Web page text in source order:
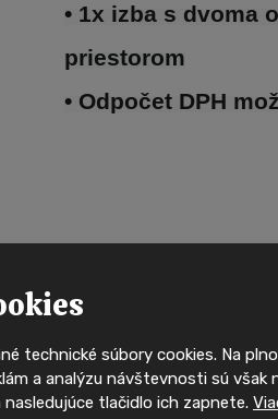
• 1x izba s dvoma
priestorom
• Odpočet DPH
Máte
technické súbory cookies. Na
a analýzu návštevnosti sú však
tlačidlo ich zapnete.
Ty nejzajímavější mobilní
svého majitele velmi rychle.
sociálních sítích a mějte